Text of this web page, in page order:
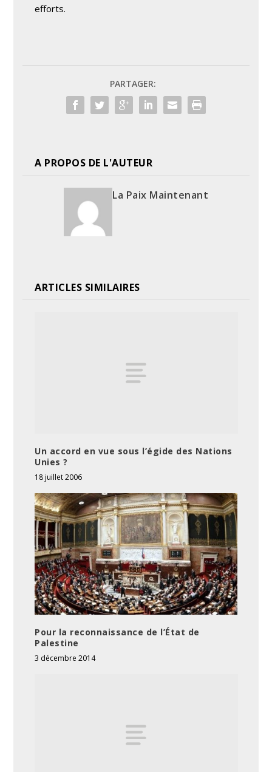
efforts.
PARTAGER:
A PROPOS DE L'AUTEUR
La Paix Maintenant
ARTICLES SIMILAIRES
Un accord en vue sous l’égide des Nations
Unies ?
18 juillet 2006
Pour la reconnaissance de l’État de
Palestine
3 décembre 2014